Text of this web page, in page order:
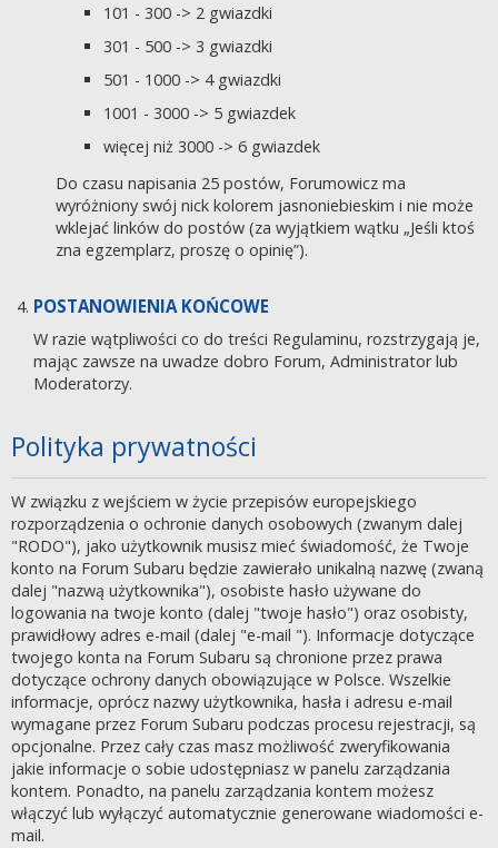
101 - 300 -> 2 gwiazdki
301 - 500 -> 3 gwiazdki
501 - 1000 -> 4 gwiazdki
1001 - 3000 -> 5 gwiazdek
więcej niż 3000 -> 6 gwiazdek
Do czasu napisania 25 postów, Forumowicz ma
wyróżniony swój nick kolorem jasnoniebieskim i nie może
wklejać linków do postów (za wyjątkiem wątku „Jeśli ktoś
zna egzemplarz, proszę o opinię”).
POSTANOWIENIA KOŃCOWE
W razie wątpliwości co do treści Regulaminu, rozstrzygają je,
mając zawsze na uwadze dobro Forum, Administrator lub
Moderatorzy.
Polityka prywatności
W związku z wejściem w życie przepisów europejskiego
rozporządzenia o ochronie danych osobowych (zwanym dalej
"RODO"), jako użytkownik musisz mieć świadomość, że Twoje
konto na Forum Subaru będzie zawierało unikalną nazwę (zwaną
dalej "nazwą użytkownika"), osobiste hasło używane do
logowania na twoje konto (dalej "twoje hasło") oraz osobisty,
prawidłowy adres e-mail (dalej "e-mail "). Informacje dotyczące
twojego konta na Forum Subaru są chronione przez prawa
dotyczące ochrony danych obowiązujące w Polsce. Wszelkie
informacje, oprócz nazwy użytkownika, hasła i adresu e-mail
wymagane przez Forum Subaru podczas procesu rejestracji, są
opcjonalne. Przez cały czas masz możliwość zweryfikowania
jakie informacje o sobie udostępniasz w panelu zarządzania
kontem. Ponadto, na panelu zarządzania kontem możesz
włączyć lub wyłączyć automatycznie generowane wiadomości e-
mail.